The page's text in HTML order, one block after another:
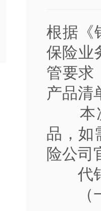
根据《
保险业
管要求
产品清
本
品，如
险公司
代